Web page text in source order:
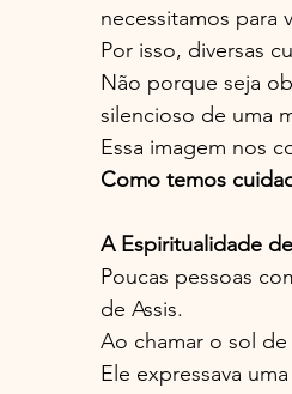
necessitamos para
Por isso, diversas
Não porque seja
silencioso de uma
Essa imagem nos
Como temos
A Espiritualidade
Poucas pessoas
de Assis.
Ao chamar o sol
Ele expressava